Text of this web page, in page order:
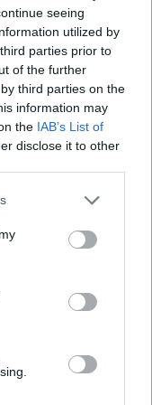
seeing
utilized by
parties prior to
of the further
third parties on the
information may
the IAB’s List of
disclose it to other